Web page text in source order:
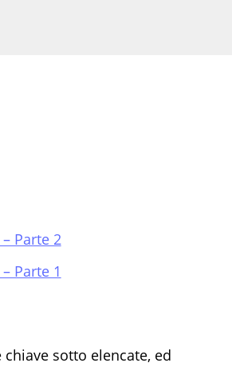
Parte 2
Parte 1
sotto elencate, ed